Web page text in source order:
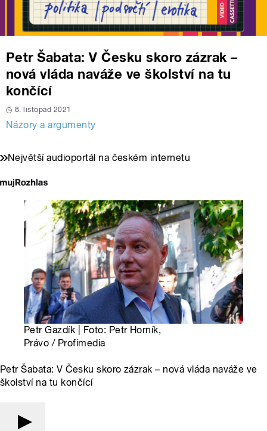
Petr Šabata: V Česku skoro zázrak –
nová vláda naváže ve školství na tu
končící
8. listopad 2021
Názory a argumenty
Největší audioportál na českém internetu
Petr Gazdík | Foto: Petr Horník,
Právo / Profimedia
Petr Šabata: V Česku skoro zázrak – nová vláda naváže ve
školství na tu končící